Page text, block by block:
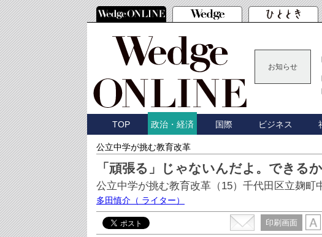
お知らせ
TOP 政治・経済 国際 ビジネス
公立中学が挑む教育改革
「頑張る」じゃないんだよ。できる
公立中学が挑む教育改革（15）千代田区立麹町
多田慎介 （ ライター）
印刷画面